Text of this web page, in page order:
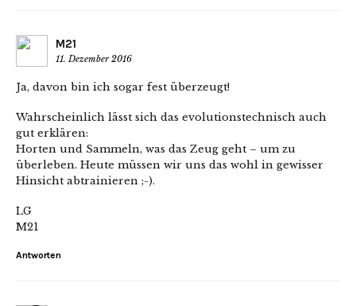
M21
11. Dezember 2016
Ja, davon bin ich sogar fest überzeugt!
Wahrscheinlich lässt sich das evolutionstechnisch auch
gut erklären:
Horten und Sammeln, was das Zeug geht – um zu
überleben. Heute müssen wir uns das wohl in gewisser
Hinsicht abtrainieren ;-).
LG
M21
Antworten